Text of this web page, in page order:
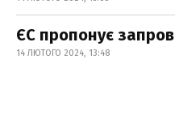
ЄС пропонує
14 ЛЮТОГО 2024, 13:48